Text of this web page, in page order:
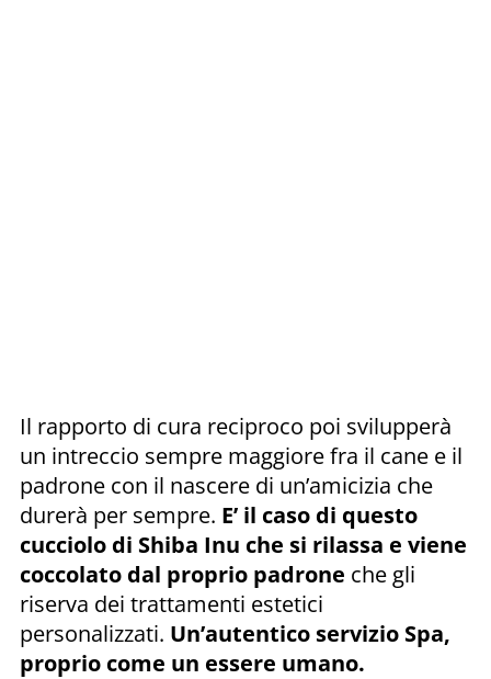
Il rapporto di cura reciproco poi svilupperà
un intreccio sempre maggiore fra il cane e il
padrone con il nascere di un’amicizia che
durerà per sempre. E’ il caso di questo
cucciolo di Shiba Inu che si rilassa e viene
coccolato dal proprio padrone che gli
riserva dei trattamenti estetici
personalizzati. Un’autentico servizio Spa,
proprio come un essere umano.